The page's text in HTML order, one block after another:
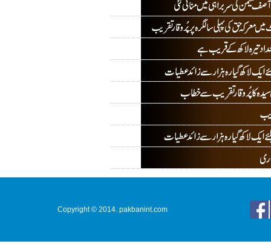
Copyright © 2014. pakbanint.com